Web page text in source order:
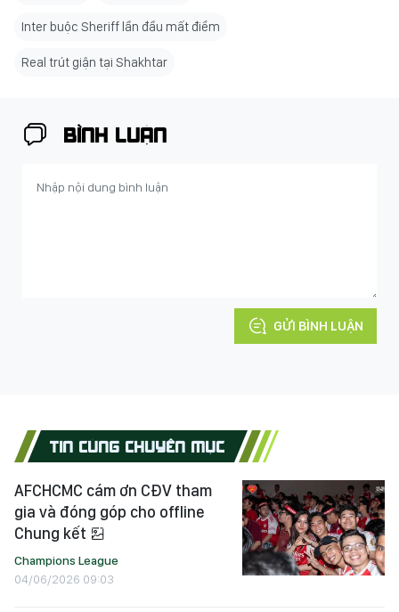
Inter buộc Sheriff lần đầu mất điểm
Real trút giận tại Shakhtar
BÌNH LUẬN
GỬI BÌNH LUẬN
TIN CÙNG CHUYÊN MỤC
AFCHCMC cám ơn CĐV tham
gia và đóng góp cho offline
Chung kết
Champions League
04/06/2026 09:03